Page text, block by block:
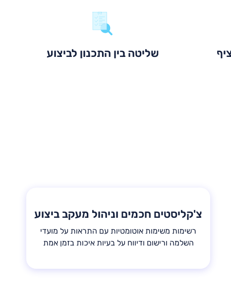
שליטה בין התכנון לביצוע
צ'קליסטים חכמים וניהול מעקב ביצוע
רשימות משימות אוטומטיות עם התראות על מועדי
השלמה ורישום ודיווח על בעיות איכות בזמן אמת